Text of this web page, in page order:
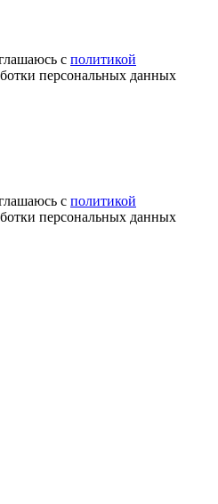
с политикой
персональных данных
с политикой
персональных данных